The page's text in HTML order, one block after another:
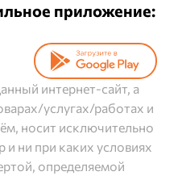
приложение:
интернет-сайт, а
услугах/работах и
носит исключительно
ни при каких условиях
определяемой